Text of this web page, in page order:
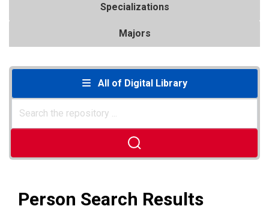
Specializations
Majors
All of Digital Library
Person Search Results